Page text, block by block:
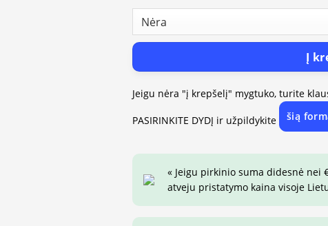
Į
Jeigu nėra "į krepšelį" mygtuko, turite
PASIRINKITE DYDĮ ir užpildykite šią
« Jeigu pirkinio suma didesnė nei
atveju pristatymo kaina visoje